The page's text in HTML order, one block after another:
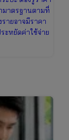
มาตรฐานตามที่
ายอาจมีราคา
ะหยัดค่าใช้จ่าย